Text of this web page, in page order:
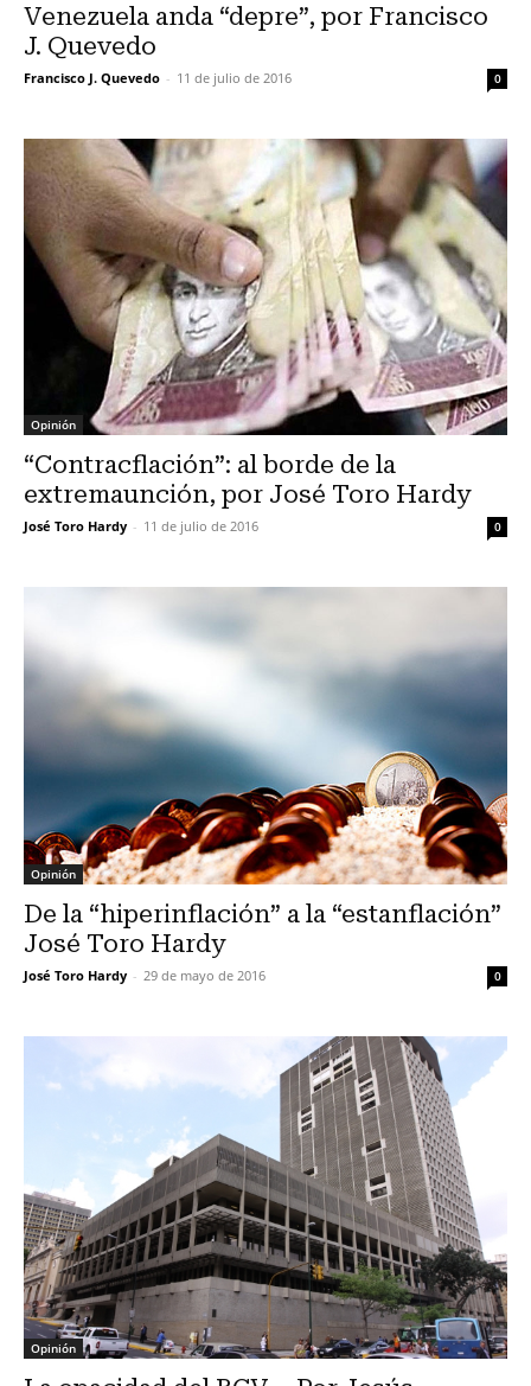
Venezuela anda “depre”, por Francisco
J. Quevedo
Francisco J. Quevedo - 11 de julio de 2016 0
Opinión
“Contracflación”: al borde de la
extremaunción, por José Toro Hardy
José Toro Hardy - 11 de julio de 2016 0
Opinión
De la “hiperinflación” a la “estanflación”
José Toro Hardy
José Toro Hardy - 29 de mayo de 2016 0
Opinión